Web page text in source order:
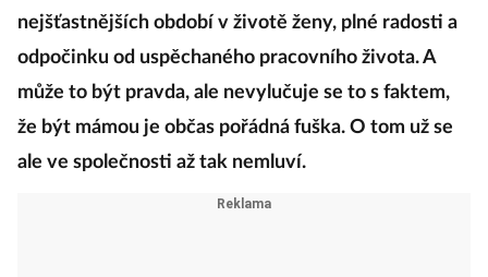
nejšťastnějších období v životě ženy, plné radosti a
odpočinku od uspěchaného pracovního života. A
může to být pravda, ale nevylučuje se to s faktem,
že být mámou je občas pořádná fuška. O tom už se
ale ve společnosti až tak nemluví.